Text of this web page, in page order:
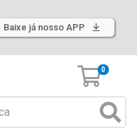
Baixe já nosso APP
0